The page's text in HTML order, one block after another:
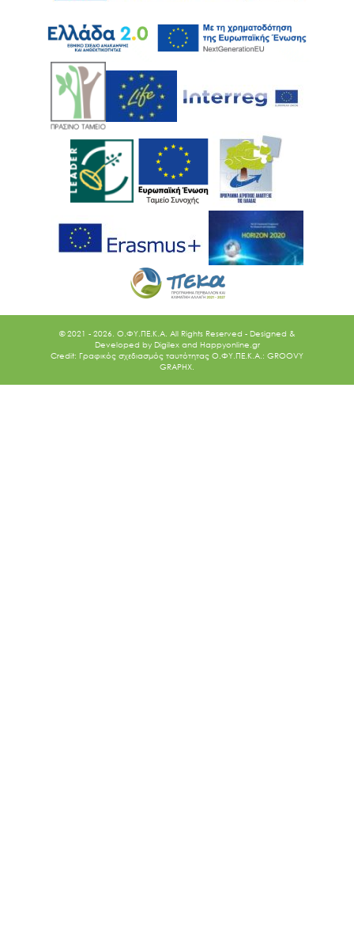
© 2021 - 2026. O.ΦΥ.ΠΕ.Κ.Α. All Rights Reserved - Designed &
Developed by Digilex and Happyonline.gr
Credit: Γραφικός σχεδιασμός ταυτότητας Ο.ΦΥ.ΠΕ.Κ.Α.: GROOVY
GRAPHX.